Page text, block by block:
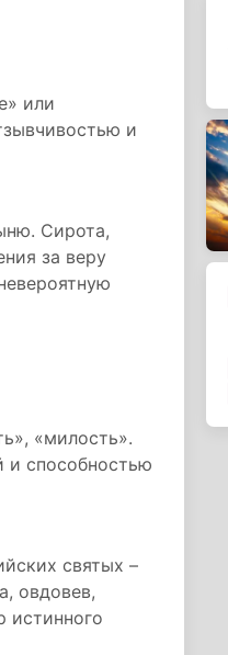
или
и
Сирота,
за веру
«милость».
и способностью
святых –
овдовев,
истинного